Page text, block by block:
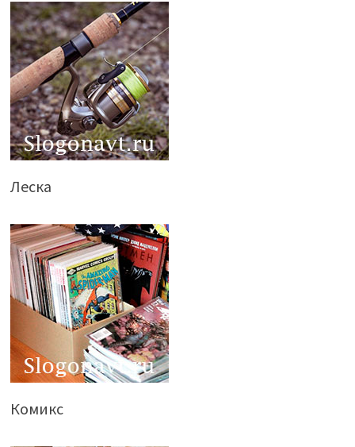
Леска
Комикс